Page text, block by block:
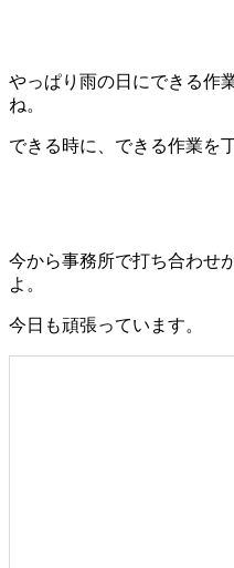
やっぱり雨の日にできる作
ね。
できる時に、できる作業を
今から事務所で打ち合わせ
よ。
今日も頑張っています。